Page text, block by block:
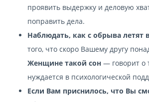
проявить выдержку и деловую
поправить дела.
Наблюдать, как с обрыва летят
того, что скоро Вашему другу
Женщине такой сон — говорит о
нуждается в психологической
Если Вам приснилось, что Вы